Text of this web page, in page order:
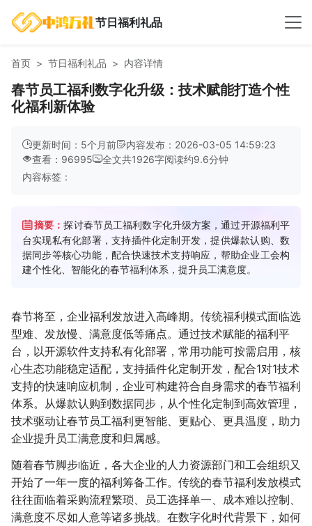
节日福利礼品
首页 节日福利礼品 内容详情
春节员工福利数字化升级：技术赋能打造个性
化福利新体验
更新时间：5个月前
内容发布：2026-03-05 14:59:23
查看：96995
全文共1926字阅读约9.6分钟
内容标签：
摘要：探讨春节员工福利数字化升级方案，通过开源福利平
台实现私有化部署，支持插件化定制开发，提供爆款认购、数
据同步等核心功能，配合快速技术支持响应，帮助企业工会构
建个性化、智能化的春节福利体系，提升员工满意度。
春节将至，企业福利发放进入高峰期。传统福利模式面临选
型难、发放慢、满意度低等痛点。通过技术赋能的福利平
台，以开源软件支持私有化部署，常用功能可按需启用，核
心生态功能稳定适配，支持插件化定制开发，配合1对1技术
支持的快速响应机制，企业可构建符合自身需求的春节福利
体系。从爆款认购到数据同步，从个性化定制到高效管理，
技术驱动让春节员工福利更智能、更贴心、更具温度，助力
企业提升员工满意度和归属感。
随着春节脚步临近，各大企业的人力资源部门和工会组织又
开始了一年一度的福利筹备工作。传统的春节福利发放模式
往往面临着采购流程繁琐、员工选择单一、成本难以控制、
满意度不尽如人意等诸多挑战。在数字化时代背景下，如何